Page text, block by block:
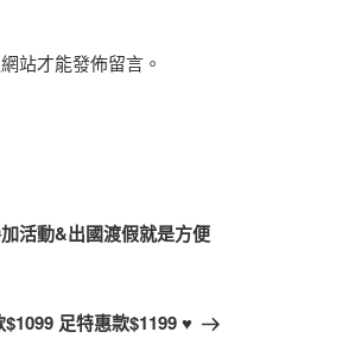
網站才能發佈留言。
活動&出國渡假就是方便
足特惠款$1199 ♥